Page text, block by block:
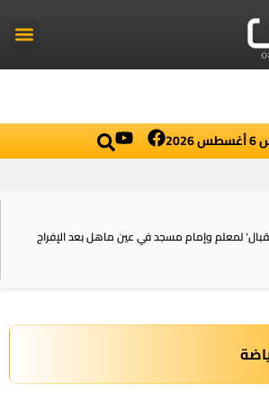
لمعلم وإمام مسجد في عين ماهل بعد الإفراج